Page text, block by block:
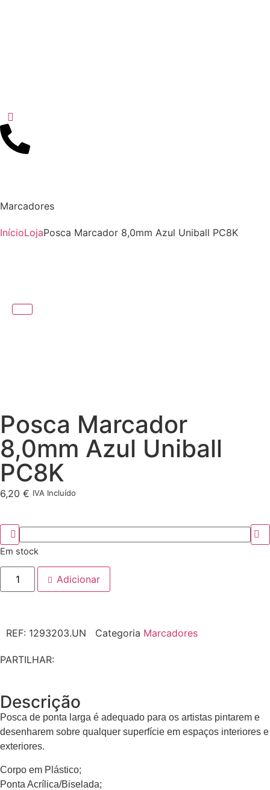
Marcadores
InícioLojaPosca Marcador 8,0mm Azul Uniball PC8K
Posca Marcador
8,0mm Azul Uniball
PC8K
6,20 € IVA Incluído
Em stock
Adicionar
REF: 1293203.UN Categoria Marcadores
PARTILHAR:
Descrição
Posca de ponta larga é adequado para os artistas pintarem e
desenharem sobre qualquer superfície em espaços interiores e
exteriores.
Corpo em Plástico;
Ponta Acrílica/Biselada;